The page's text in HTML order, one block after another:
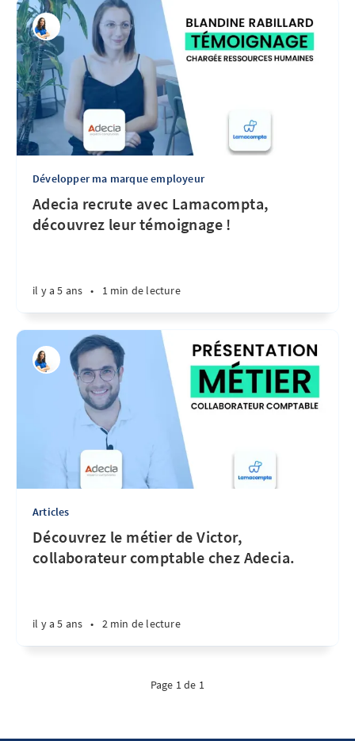
Développer ma marque employeur
Adecia recrute avec Lamacompta,
découvrez leur témoignage !
il y a 5 ans • 1 min de lecture
Articles
Découvrez le métier de Victor,
collaborateur comptable chez Adecia.
il y a 5 ans • 2 min de lecture
Page 1 de 1